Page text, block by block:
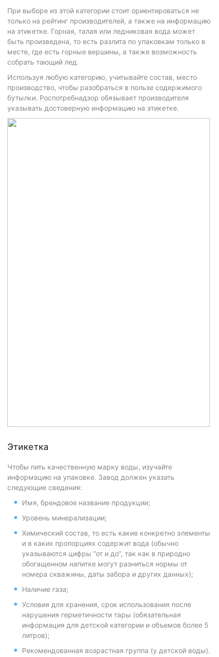
При выборе из этой категории стоит ориентироваться не
только на рейтинг производителей, а также на информацию
на этикетке. Горная, талая или ледниковая вода может
быть произведена, то есть разлита по упаковкам только в
месте, где есть горные вершины, а также возможность
собрать тающий лед.
Используя любую категорию, учитывайте состав, место
производство, чтобы разобраться в пользе содержимого
бутылки. Роспотребнадзор обязывает производителя
указывать достоверную информацию на этикетке.
Этикетка
Чтобы пить качественную марку воды, изучайте
информацию на упаковке. Завод должен указать
следующие сведения:
Имя, брендовое название продукции;
Уровень минерализации;
Химический состав, то есть какие конкретно элементы
и в каких пропорциях содержит вода (обычно
указываются цифры “от и до”, так как в природно
обогащенном напитке могут разниться нормы от
номера скважины, даты забора и других данных);
Наличие газа;
Условия для хранения, срок использования после
нарушения герметичности тары (обязательная
информация для детской категории и объемов более 5
литров);
Рекомендованная возрастная группа (у детской воды).